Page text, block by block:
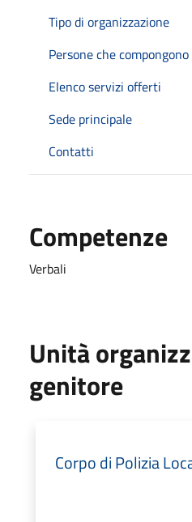
Tipo di organizzazione
Persone che
Elenco servizi offerti
Sede principale
Contatti
Competenze
Verbali
Unità
genitore
Corpo di Polizia